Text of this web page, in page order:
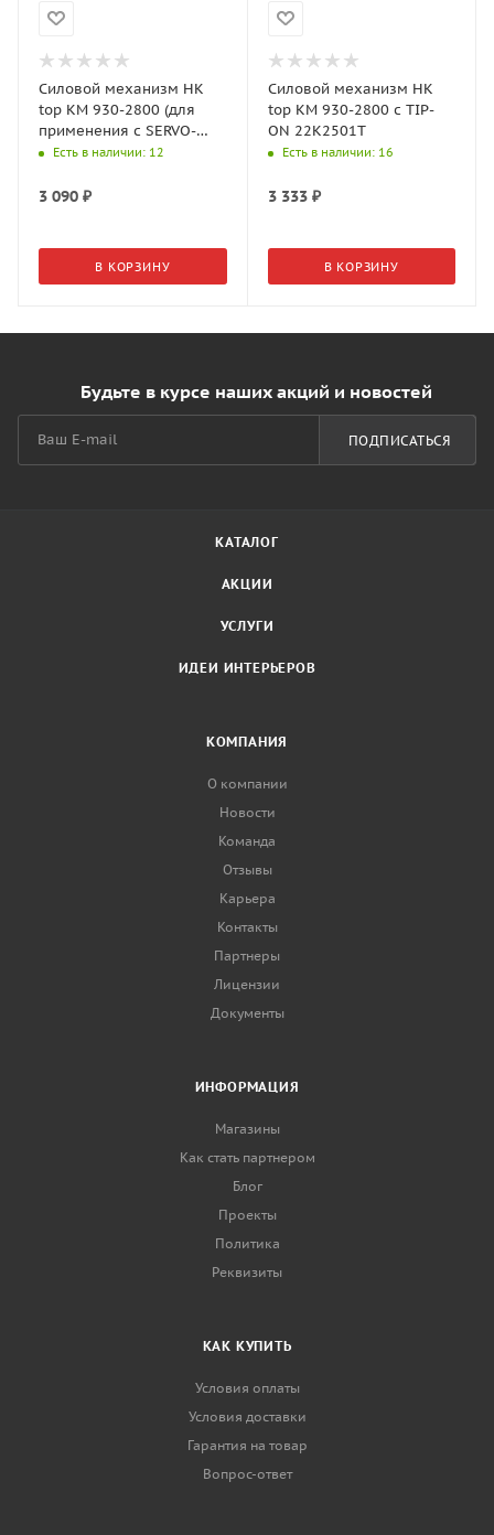
Силовой механизм HK
top КМ 930-2800 (для
применения с SERVO-
DRIVE) 22K2501
Есть в наличии: 12
3 090 ₽
В КОРЗИНУ
Силовой механизм HK
top КМ 930-2800 c TIP-
ON 22K2501T
Есть в наличии: 16
3 333₽
В КОРЗИНУ
Будьте в курсе наших акций и новостей
ПОДПИСАТЬСЯ
КАТАЛОГ
АКЦИИ
УСЛУГИ
ИДЕИ ИНТЕРЬЕРОВ
КОМПАНИЯ
О компании
Новости
Команда
Отзывы
Карьера
Контакты
Партнеры
Лицензии
Документы
ИНФОРМАЦИЯ
Магазины
Как стать партнером
Блог
Проекты
Политика
Реквизиты
КАК КУПИТЬ
Условия оплаты
Условия доставки
Гарантия на товар
Вопрос-ответ